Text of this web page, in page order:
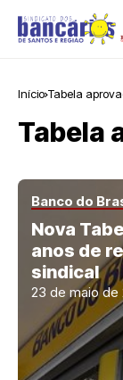
Início Tabela
Tabela
Banco do
Nova
anos de
sindical
23 de maio de